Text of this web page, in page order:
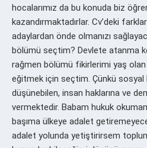
hocalarımız da bu konuda biz
kazandırmaktadırlar. Cv’deki
adaylardan önde olmanızı
bölümü seçtim? Devlete atanma
rağmen bölümü fikirlerimi yaş
eğitmek için seçtim. Çünkü sosyal
düşünebilen, insan haklarına ve
vermektedir. Babam hukuk
başıma ülkeye adalet
adalet yolunda yetiştirirsem